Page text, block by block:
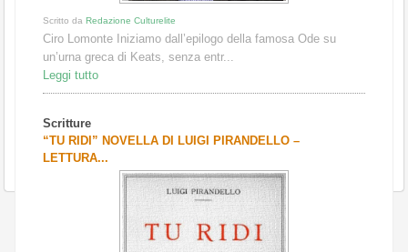
Scritto da Redazione Culturelite
Ciro Lomonte Iniziamo dall’epilogo della famosa Ode su
un’urna greca di Keats, senza entr...
Leggi tutto
Scritture
“TU RIDI” NOVELLA DI LUIGI PIRANDELLO –
LETTURA...